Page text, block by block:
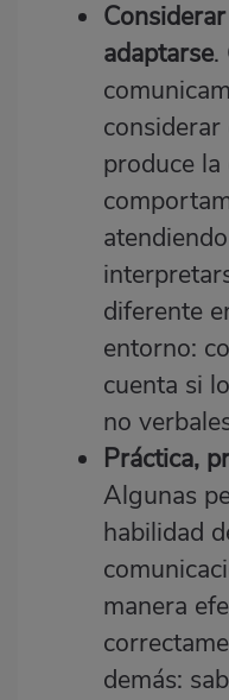
adaptarse.
produce
diferente
entorno:
cuenta si
no
Práctica,
Algunas
habilidad
manera
demás: